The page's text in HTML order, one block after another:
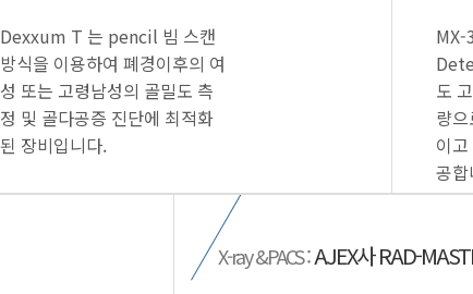
Dexxum T 는 pencil 빔 스캔
방식을 이용하여 폐경이후의 여
성 또는 고령남성의 골밀도 측
정 및 골다공증 진단에 최적화
된 장비입니다.
도
량
이
공
X-ray &PACS :AJEX사 RAD-